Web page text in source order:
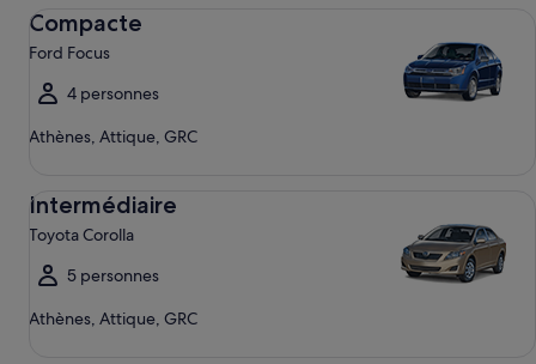
Compacte
Ford Focus
4 personnes
Athènes, Attique, GRC
Intermédiaire
Toyota Corolla
5 personnes
Athènes, Attique, GRC